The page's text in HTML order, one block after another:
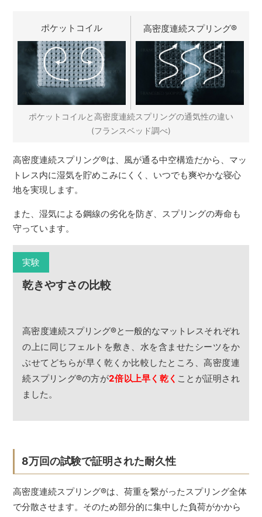
ポケットコイル 高密度連続スプリング®
ポケットコイルと高密度連続スプリングの通気性の違い
(フランスベッド調べ)
高密度連続スプリング®は、風が通る中空構造だから、マッ
トレス内に湿気を貯めこみにくく、いつでも爽やかな寝心
地を実現します。
また、湿気による鋼線の劣化を防ぎ、スプリングの寿命も
守っています。
実験
乾きやすさの比較
高密度連続スプリング®と一般的なマットレスそれぞれ
の上に同じフェルトを敷き、水を含ませたシーツをか
ぶせてどちらが早く乾くか比較したところ、高密度連
続スプリング®の方が2倍以上早く乾く ことが証明され
ました。
8万回の試験で証明された耐久性
高密度連続スプリング®は、荷重を繋がったスプリング全体
で分散させます。そのため部分的に集中した負荷がかから